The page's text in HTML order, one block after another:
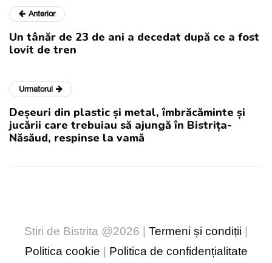
Anterior
Un tânăr de 23 de ani a decedat după ce a fost
lovit de tren
Urmatorul
Deșeuri din plastic și metal, îmbrăcăminte și
jucării care trebuiau să ajungă în Bistrița-
Năsăud, respinse la vamă
Stiri de Bistrita @2026 | Termeni și condiții
Politica cookie
Politica de confidențialitate